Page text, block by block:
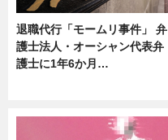
退職代行「モームリ事件」 弁
護士法人・オーシャン代表弁
護士に1年6か月…